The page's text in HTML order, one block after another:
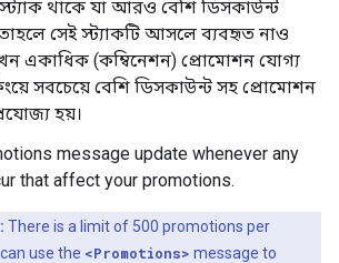
থাকে যা আরও বেশি ডিসকাউন্ট
সেই স্ট্যাকটি আসলে ব্যবহৃত নাও
একাধিক (কম্বিনেশন) প্রোমোশন যোগ্য
সবচেয়ে বেশি ডিসকাউন্ট সহ প্রোমোশন
হয়।
message update whenever any
that affect your promotions.
There is a limit of 500 promotions per
use the <Promotions> message to